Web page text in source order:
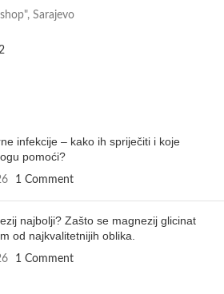
Sarajevo
infekcije – kako ih spriječiti i koje
pomoći?
1 Comment
najbolji? Zašto se magnezij glicinat
od najkvalitetnijih oblika.
1 Comment